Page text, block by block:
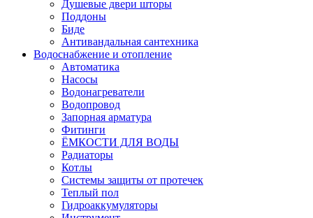
Душевые двери шторы
Поддоны
Биде
Антивандальная сантехника
Водоснабжение и отопление
Автоматика
Насосы
Водонагреватели
Водопровод
Запорная арматура
Фитинги
ЁМКОСТИ ДЛЯ ВОДЫ
Радиаторы
Котлы
Системы защиты от протечек
Теплый пол
Гидроаккумуляторы